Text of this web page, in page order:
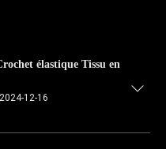
élastique Tissu en
2024-12-16